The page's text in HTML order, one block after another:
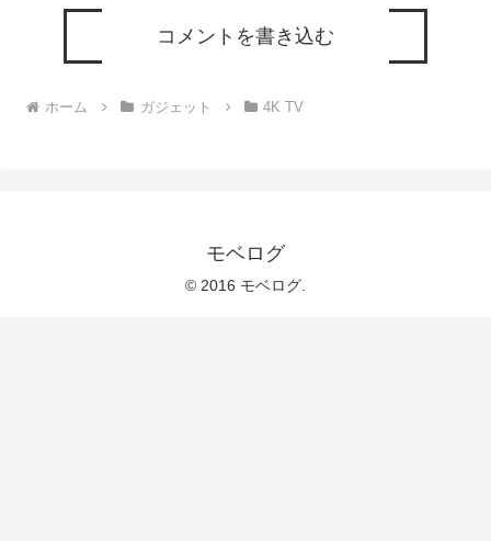
コメントを書き込む
ホーム ガジェット 4K TV
モベログ
© 2016 モベログ.